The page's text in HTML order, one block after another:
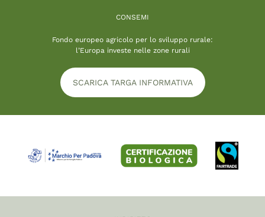
CONSEMI
Fondo europeo agricolo per lo sviluppo rurale:
l’Europa investe nelle zone rurali
SCARICA TARGA INFORMATIVA